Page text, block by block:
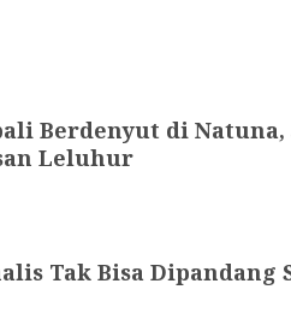
Berdenyut di Natuna,
Leluhur
Tak Bisa Dipandang